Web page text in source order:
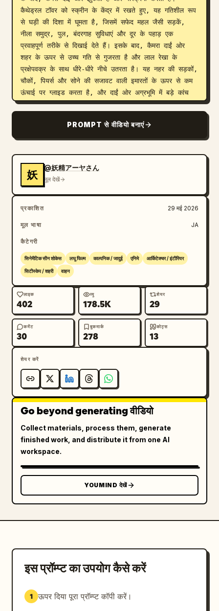
कैथेड्रल टॉवर को स्क्रीन के केंद्र में रखते हुए, यह गतिशील रूप
से घड़ी की दिशा में घूमता है, जिसमें सफेद महल जैसी सड़कें,
नीला समुद्र, पुल, बंदरगाह सुविधाएं और दूर के पहाड़ एक
प्रवाहपूर्ण तरीके से दिखाई देते हैं। इसके बाद, कैमरा दाईं ओर
शहर के ऊपर से उच्च गति से गुजरता है और लाल रेखा के
प्रक्षेपवक्र के साथ धीरे-धीरे नीचे उतरता है। यह नहर की सड़कों,
चौकों, पियर्स और सोने की सजावट वाली इमारतों के ऊपर से कम
ऊंचाई पर ग्लाइड करता है, और दाईं ओर अग्रभूमि में बड़े कांच
की छत वाली इमारत और बंदरगाह की सड़क की ओर उड़ता है।
वर्क, गति की तीव्र भावना, प्राकृतिक मोशन ब्लर, यथार्थवादी
वातावरण, पानी का प्रतिबिंब, सूरज की रोशनी, त्रि-आयामी बादल
कोई भी लाल गाइड लाइन, तीर, हाथ से खींचे गए निशान,
एनोटेशन या टेक्स्ट प्रदर्शित न करें।
PROMPT से वीडियो बनाएं
妖
@妖精アーヤさん
मूल देखें
प्रकाशित 29 मई 2026
मूल भाषा JA
कैटेगरी
सिनेमैटिक सीन शोकेस लघु फिल्म काल्पनिक / जादुई एनिमे आर्किटेक्चर / इंटीरियर
सिटीस्केप / शहरी वाहन
लाइक
402
व्यू
178.5K
शेयर
29
कमेंट
30
बुकमार्क
278
कोट्स
13
शेयर करें
Go beyond generating वीडियो
Collect materials, process them, generate
finished work, and distribute it from one AI
workspace.
YOUMIND देखें
इस प्रॉम्प्ट का उपयोग कैसे करें
1 ऊपर दिया पूरा प्रॉम्प्ट कॉपी करें।